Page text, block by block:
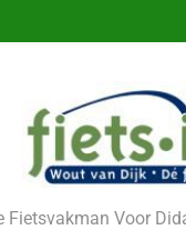
Fietsvakman Voor